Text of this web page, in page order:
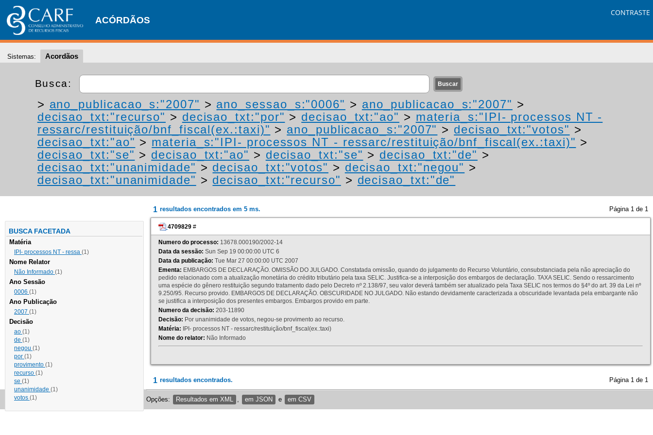
ACÓRDÃOS
CONTRASTE
Sistemas: Acordãos
Busca:
> ano_publicacao_s:"2007" > ano_sessao_s:"0006" > ano_publicacao_s:"2007" >
decisao_txt:"recurso" > decisao_txt:"por" > decisao_txt:"ao" > materia_s:"IPI- processos NT -
ressarc/restituição/bnf_fiscal(ex.:taxi)" > ano_publicacao_s:"2007" > decisao_txt:"votos" >
decisao_txt:"ao" > materia_s:"IPI- processos NT - ressarc/restituição/bnf_fiscal(ex.:taxi)" >
decisao_txt:"se" > decisao_txt:"ao" > decisao_txt:"se" > decisao_txt:"de" >
decisao_txt:"unanimidade" > decisao_txt:"votos" > decisao_txt:"negou" >
decisao_txt:"unanimidade" > decisao_txt:"recurso" > decisao_txt:"de"
BUSCA FACETADA
Matéria
IPI- processos NT - ressa (1)
Nome Relator
Não Informado (1)
Ano Sessão
0006 (1)
Ano Publicação
2007 (1)
Decisão
ao (1)
de (1)
negou (1)
por (1)
provimento (1)
recurso (1)
se (1)
unanimidade (1)
votos (1)
1 resultados encontrados em 5 ms. Página 1 de 1
4709829 #
Numero do processo: 13678.000190/2002-14
Data da sessão: Sun Sep 19 00:00:00 UTC 6
Data da publicação: Tue Mar 27 00:00:00 UTC 2007
Ementa: EMBARGOS DE DECLARAÇÃO. OMISSÃO DO JULGADO. Constatada omissão, quando do julgamento do Recurso Voluntário, consubstanciada pela não apreciação do
pedido relacionado com a atualização monetária do crédito tributário pela taxa SELIC. Justifica-se a interposição dos embargos de declaração. TAXA SELIC. Sendo o ressarcimento
uma espécie do gênero restituição segundo tratamento dado pelo Decreto nº 2.138/97, seu valor deverá também ser atualizado pela Taxa SELIC nos termos do §4º do art. 39 da Lei nº
9.250/95. Recurso provido. EMBARGOS DE DECLARAÇÃO. OBSCURIDADE NO JULGADO. Não estando devidamente caracterizada a obscuridade levantada pela embargante não
se justifica a interposição dos presentes embargos. Embargos provido em parte.
Numero da decisão: 203-11890
Decisão: Por unanimidade de votos, negou-se provimento ao recurso.
Matéria: IPI- processos NT - ressarc/restituição/bnf_fiscal(ex.:taxi)
Nome do relator: Não Informado
1 resultados encontrados. Página 1 de 1
Opções: Resultados em XML em JSON e em CSV